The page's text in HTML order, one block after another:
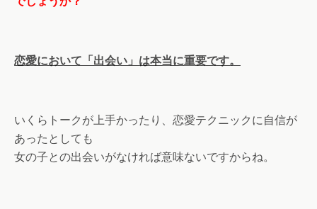
恋愛において「出会い」は本当に重要です。
いくらトークが上手かったり、恋愛テクニックに自信が
あったとしても
女の子との出会いがなければ意味ないですからね。